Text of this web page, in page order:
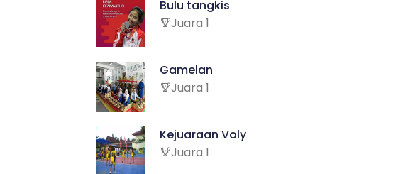
Bulu tangkis
Juara 1
Gamelan
Juara 1
Kejuaraan Voly
Juara 1